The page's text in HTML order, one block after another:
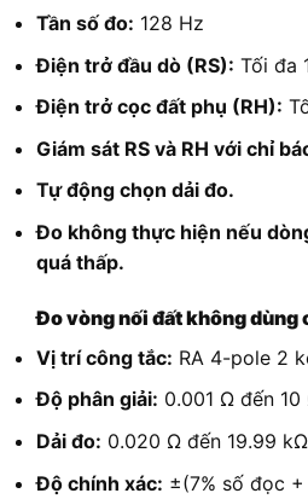
Tần số đo: 128 Hz
Điện trở đầu dò (RS): Tối đa
Điện trở cọc đất phụ (RH):
Giám sát RS và RH với chỉ
Tự động chọn dải đo.
Đo không thực hiện nếu
quá thấp.
Đo vòng nối đất không dùng
Vị trí công tắc: RA 4-pole 2
Độ phân giải: 0.001 Ω đến
Dải đo: 0.020 Ω đến 19.99 kΩ
Độ chính xác: ±(7% số đọc